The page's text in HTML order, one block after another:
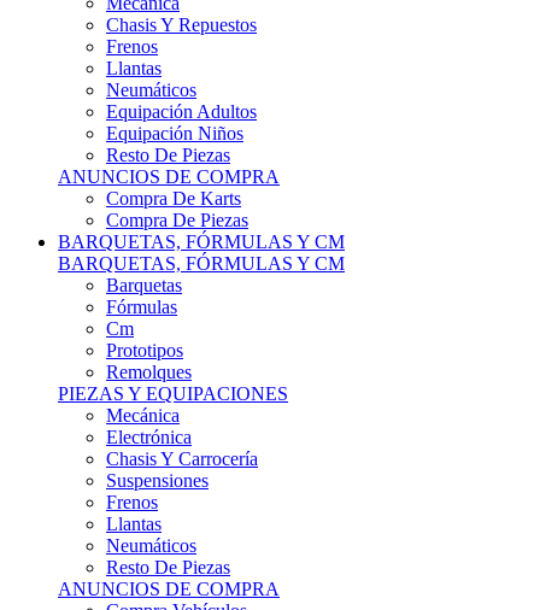
Chasis Y Repuestos
Frenos
Llantas
Neumáticos
Equipación Adultos
Equipación Niños
Resto De Piezas
ANUNCIOS DE COMPRA
Compra De Karts
Compra De Piezas
BARQUETAS, FÓRMULAS Y CM
BARQUETAS, FÓRMULAS Y CM
Barquetas
Fórmulas
Cm
Prototipos
Remolques
PIEZAS Y EQUIPACIONES
Mecánica
Electrónica
Chasis Y Carrocería
Suspensiones
Frenos
Llantas
Neumáticos
Resto De Piezas
ANUNCIOS DE COMPRA